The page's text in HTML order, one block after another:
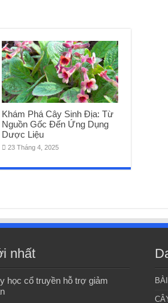
Khám Phá Cây Sinh Địa: Từ
Nguồn Gốc Đến Ứng Dụng
Dược Liệu
23 Tháng 4, 2025
nhất
học cổ truyền hỗ trợ giảm